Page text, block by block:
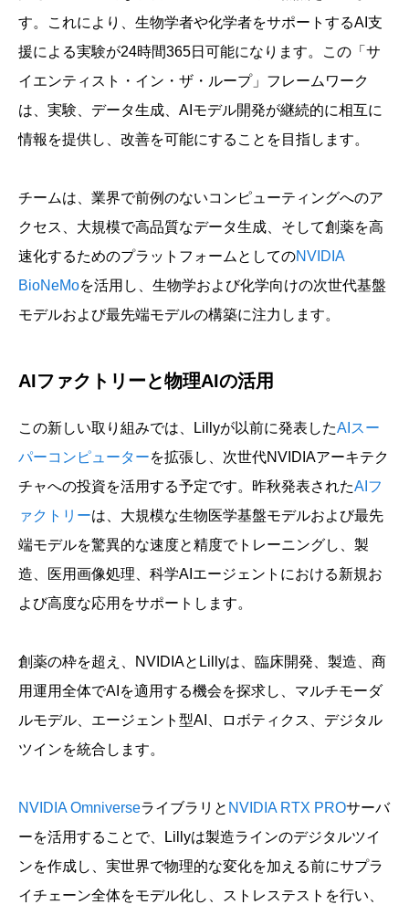
す。これにより、生物学者や化学者をサポートするAI支
援による実験が24時間365日可能になります。この「サ
イエンティスト・イン・ザ・ループ」フレームワーク
は、実験、データ生成、AIモデル開発が継続的に相互に
情報を提供し、改善を可能にすることを目指します。
チームは、業界で前例のないコンピューティングへのア
クセス、大規模で高品質なデータ生成、そして創薬を高
速化するためのプラットフォームとしてのNVIDIA
BioNeMoを活用し、生物学および化学向けの次世代基盤
モデルおよび最先端モデルの構築に注力します。
AIファクトリーと物理AIの活用
この新しい取り組みでは、Lillyが以前に発表したAIスー
パーコンピューターを拡張し、次世代NVIDIAアーキテク
チャへの投資を活用する予定です。昨秋発表されたAIフ
ァクトリーは、大規模な生物医学基盤モデルおよび最先
端モデルを驚異的な速度と精度でトレーニングし、製
造、医用画像処理、科学AIエージェントにおける新規お
よび高度な応用をサポートします。
創薬の枠を超え、NVIDIAとLillyは、臨床開発、製造、商
用運用全体でAIを適用する機会を探求し、マルチモーダ
ルモデル、エージェント型AI、ロボティクス、デジタル
ツインを統合します。
NVIDIA Omniverseライブラリと NVIDIA RTX PROサーバ
ーを活用することで、Lillyは製造ラインのデジタルツイ
ンを作成し、実世界で物理的な変化を加える前にサプラ
イチェーン全体をモデル化し、ストレステストを行い、